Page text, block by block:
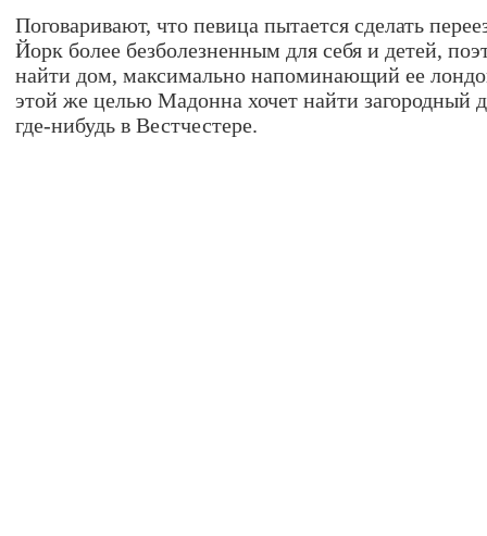
Поговаривают, что певица пытается сделать
Йорк более безболезненным для себя и детей,
найти дом, максимально напоминающий ее
этой же целью Мадонна хочет найти загородный
где-нибудь в Вестчестере.